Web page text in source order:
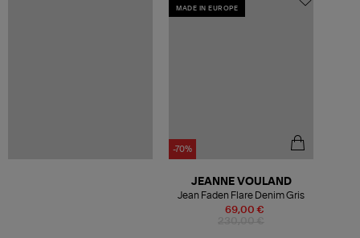
MADE IN EUROPE
-70%
69,00 €
JEANNE VOULAND
Jean Faden Flare Denim Gris